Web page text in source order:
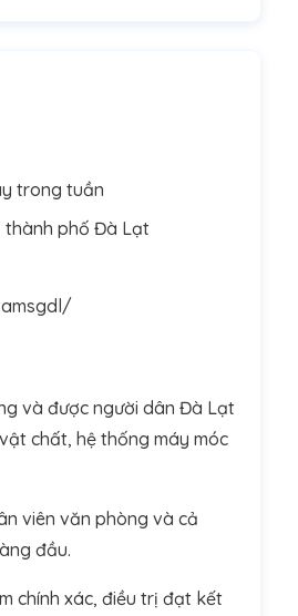
trong tuần
thành phố Đà Lạt
và được người dân Đà Lạt
chất, hệ thống máy móc
viên văn phòng và cả
đầu.
chính xác, điều trị đạt kết